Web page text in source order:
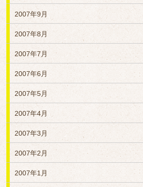
2007年9月
2007年8月
2007年7月
2007年6月
2007年5月
2007年4月
2007年3月
2007年2月
2007年1月